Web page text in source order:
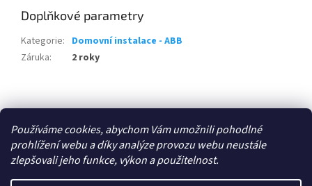
Používáme cookies, abychom Vám umožnili pohodlné
prohlížení webu a díky analýze provozu webu neustále
zlepšovali jeho funkce, výkon a použitelnost.
Doplňkové parametry
Kategorie: Domovní instalace - ABB
Záruka: 2 roky
á